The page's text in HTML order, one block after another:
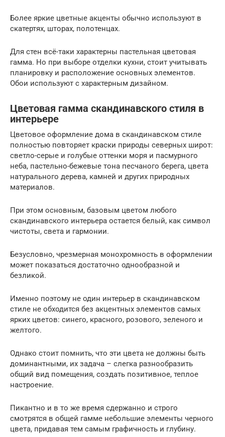
Более яркие цветные акценты обычно используют в
скатертях, шторах, полотенцах.
Для стен всё-таки характерны пастельная цветовая
гамма. Но при выборе отделки кухни, стоит учитывать
планировку и расположение основных элементов.
Обои используют с характерным дизайном.
Цветовая гамма скандинавского стиля в
интерьере
Цветовое оформление дома в скандинавском стиле
полностью повторяет краски природы северных широт:
светло-серые и голубые оттенки моря и пасмурного
неба, пастельно-бежевые тона песчаного берега, цвета
натурального дерева, камней и других природных
материалов.
При этом основным, базовым цветом любого
скандинавского интерьера остается белый, как символ
чистоты, света и гармонии.
Безусловно, чрезмерная монохромность в оформлении
может показаться достаточно однообразной и
безликой.
Именно поэтому не один интерьер в скандинавском
стиле не обходится без акцентных элементов самых
ярких цветов: синего, красного, розового, зеленого и
желтого.
Однако стоит помнить, что эти цвета не должны быть
доминантными, их задача – слегка разнообразить
общий вид помещения, создать позитивное, теплое
настроение.
Пикантно и в то же время сдержанно и строго
смотрятся в общей гамме небольшие элементы черного
цвета, придавая тем самым графичность и глубину.